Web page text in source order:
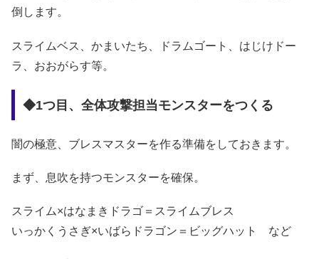
倒します。
スライムベス、かまいたち、ドラムゴート、はじけドー
ラ、おおがらす等。
◆1つ目、全体攻撃担当モンスターをつくる
闇の極意、ブレスマスターを作る準備をしておきます。
まず、息吹を持つモンスターを確保。
スライム×はなまきドラゴ＝スライムブレス
いっかくうさぎ×いばらドラゴン＝ビッグハット など